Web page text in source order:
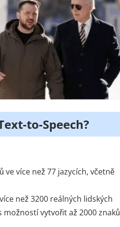
to-Speech?
více než 77 jazycích, včetně
než 3200 reálných lidských
vytvořit až 2000 znaků